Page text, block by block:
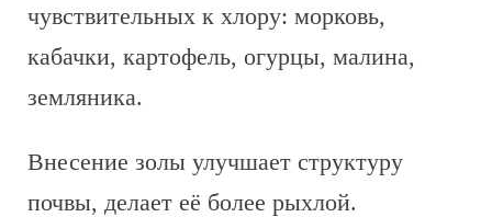
чувствительных к хлору: морковь,
кабачки, картофель, огурцы, малина,
земляника.
Внесение золы улучшает структуру
почвы, делает её более рыхлой.